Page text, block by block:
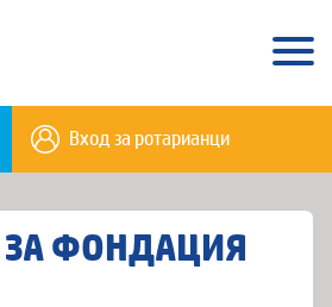
Вход за ротарианци
ЗА ФОНДАЦИЯ